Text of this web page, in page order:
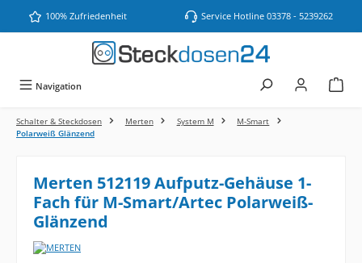
Zum Hauptinhalt springen
100% Zufriedenheit Service Hotline 03378 - 5239262
Navigation
Schalter & Steckdosen Merten System M
M-Smart
Polarweiß Glänzend
Merten 512119 Aufputz-Gehäuse 1-
Fach für M-Smart/Artec Polarweiß-
Glänzend